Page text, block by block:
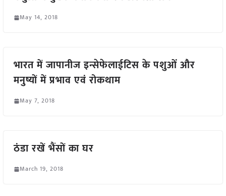
May 14, 2018
भारत में जापानीज इन्सेफेलाईटिस के पशुओं और
मनुष्यों में प्रभाव एवं रोकथाम
May 7, 2018
ठंडा रखें भैंसों का घर
March 19, 2018